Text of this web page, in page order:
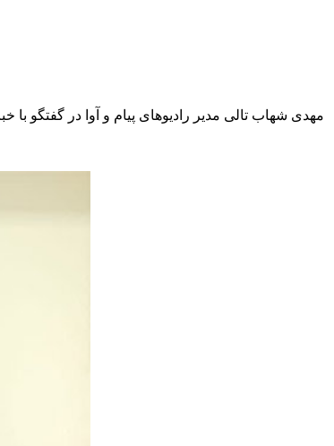
مهدی شهاب تالی مدیر رادیوهای پیام و آوا در گفتگو با